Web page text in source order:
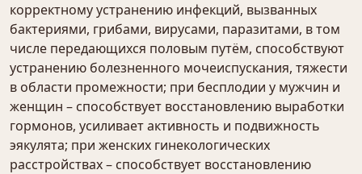
корректному устранению инфекций, вызванных
бактериями, грибами, вирусами, паразитами, в том
числе передающихся половым путём, способствуют
устранению болезненного мочеиспускания, тяжести
в области промежности; при бесплодии у мужчин и
женщин – способствует восстановлению выработки
гормонов, усиливает активность и подвижность
эякулята; при женских гинекологических
расстройствах – способствует восстановлению